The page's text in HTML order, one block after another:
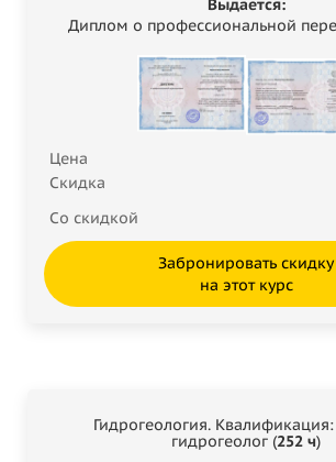
Выдается:
Диплом о профессиональной
Цена
Скидка
Со скидкой
Забронировать скидку
на этот курс
Гидрогеология.
гидрогеолог (252 ч)